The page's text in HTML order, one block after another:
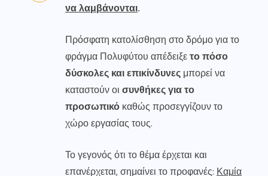
να λαμβάνονται.
Πρόσφατη κατολίσθηση στο δρόμο για το
φράγμα Πολυφύτου απέδειξετο πόσο
δύσκολες και επικίνδυνες μπορεί να
καταστούν οι συνθήκες για το
προσωπικό καθώς προσεγγίζουν το
χώρο εργασίας τους.
Το γεγονός ότι το θέμα έρχεται και
επανέρχεται, σημαίνει το προφανές: Καμία